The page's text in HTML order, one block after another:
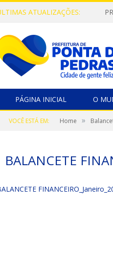
ATUALIZAÇÕES:
PÁGINA INICIAL O
VOCÊ ESTÁ EM: Home »
BALANCETE